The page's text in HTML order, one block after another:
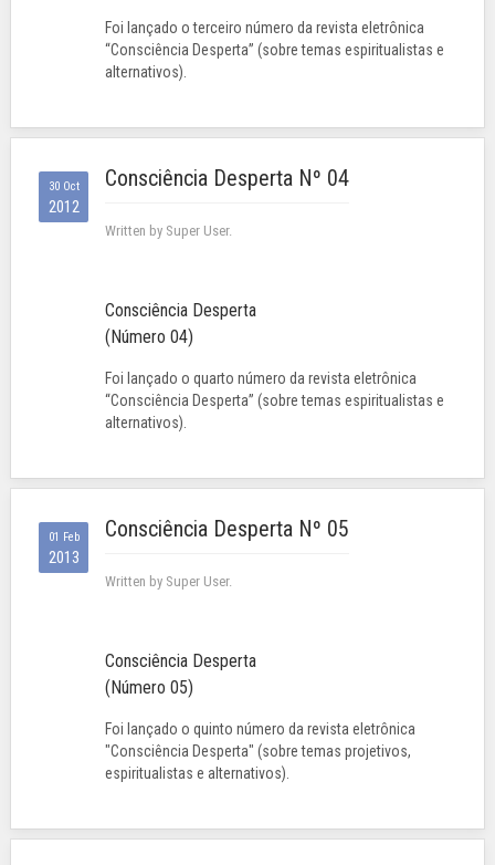
Foi lançado o terceiro número da revista eletrônica
“Consciência Desperta” (sobre temas espiritualistas e
alternativos).
30 Oct
2012
Consciência Desperta Nº 04
Written by Super User.
Consciência Desperta
(Número 04)
Foi lançado o quarto número da revista eletrônica
“Consciência Desperta” (sobre temas espiritualistas e
alternativos).
01 Feb
2013
Consciência Desperta Nº 05
Written by Super User.
Consciência Desperta
(Número 05)
Foi lançado o quinto número da revista eletrônica
"Consciência Desperta" (sobre temas projetivos,
espiritualistas e alternativos).